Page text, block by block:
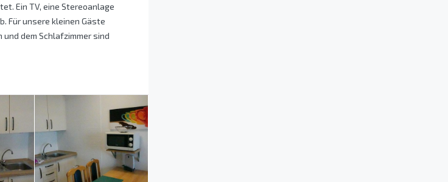
Ein TV, eine Stereoanlage
Für unsere kleinen Gäste
dem Schlafzimmer sind